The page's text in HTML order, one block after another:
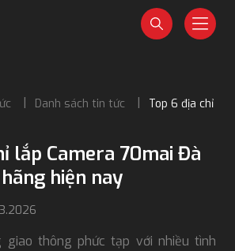
Danh sách tin tức Top 6 địa chỉ
lắp Camera 70mai Đà
hiện nay
giao thông phức tạp với nhiều tình